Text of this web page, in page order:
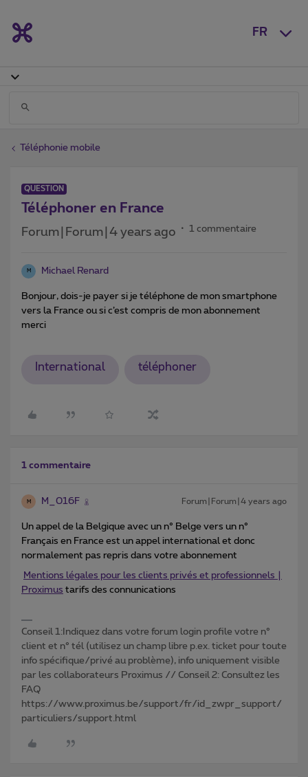
FR
Téléphonie mobile
QUESTION
Téléphoner en France
Forum|Forum|4 years ago 1 commentaire
M Michael Renard
Bonjour, dois-je payer si je téléphone de mon smartphone
vers la France ou si c’est compris de mon abonnement
merci
International téléphoner
1 commentaire
M M_016F Forum|Forum|4 years ago
Un appel de la Belgique avec un n° Belge vers un n°
Français en France est un appel international et donc
normalement pas repris dans votre abonnement
Mentions légales pour les clients privés et professionnels |
Proximus tarifs des connunications
Conseil 1:Indiquez dans votre forum login profile votre n°
client et n° tél (utilisez un champ libre p.ex. ticket pour toute
info spécifique/privé au problème), info uniquement visible
par les collaborateurs Proximus // Conseil 2: Consultez les
FAQ
https://www.proximus.be/support/fr/id_zwpr_support/
particuliers/support.html